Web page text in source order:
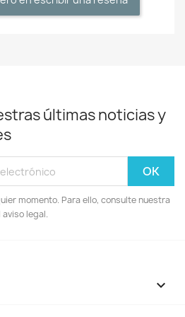
últimas noticias y
momento. Para ello, consulte nuestra
legal.
